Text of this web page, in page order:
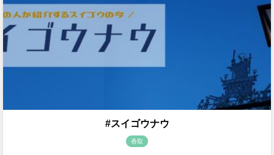
#スイゴウナウ
香取